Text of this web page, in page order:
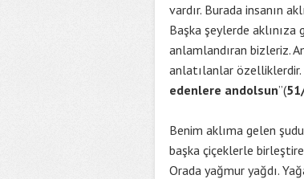
vardır. Burada insanın
Başka şeylerde aklınıza
anlamlandıran bizleriz.
anlatılanlar özelliklerdir.
edenlere andolsun”(
Benim aklıma gelen
başka çiçeklerle
Orada yağmur yağdı.